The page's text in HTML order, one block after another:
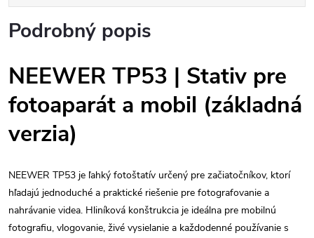
Podrobný popis
NEEWER TP53 | Stativ pre
fotoaparát a mobil (základná
verzia)
NEEWER TP53 je ľahký fotoštatív určený pre začiatočníkov, ktorí
hľadajú jednoduché a praktické riešenie pre fotografovanie a
nahrávanie videa. Hliníková konštrukcia je ideálna pre mobilnú
fotografiu, vlogovanie, živé vysielanie a každodenné používanie s